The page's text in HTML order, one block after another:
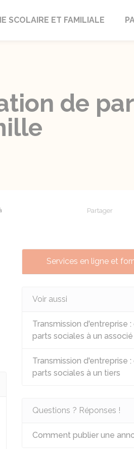
SCOLAIRE ET FAMILIALE
de
Partager
Services en ligne et
Voir aussi
Transmission d'entreprise
parts sociales à un associé
Transmission d'entreprise
parts sociales à un tiers
Questions ? Réponses !
Comment publier une